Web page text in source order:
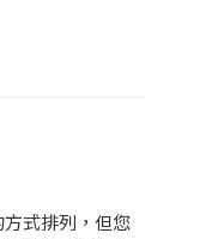
式排列，但您